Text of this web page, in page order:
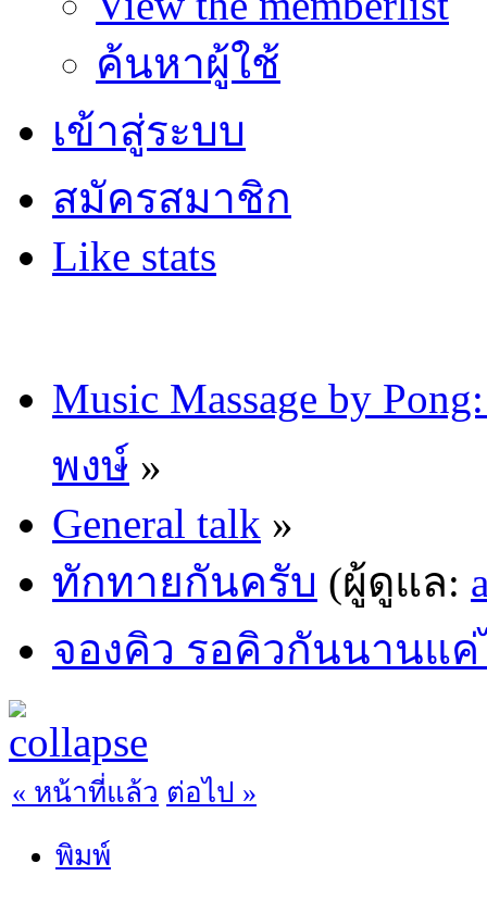
ค้นหาผู้ใช้
เข้าสู่ระบบ
สมัครสมาชิก
Like stats
Music Massage by
พงษ์ »
General talk »
ทักทายกันครับ (ผู้ดูแล:
จองคิว รอคิวกันนานแ
« หน้าที่แล้ว ต่อไป »
พิมพ์